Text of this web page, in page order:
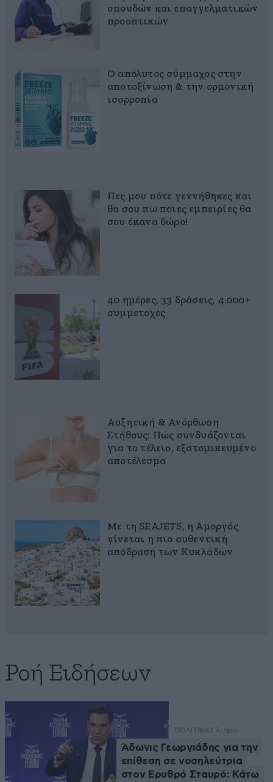
σπουδών και επαγγελματικών
προοπτικών
Ο απόλυτος σύμμαχος στην
αποτοξίνωση & την ορμονική
ισορροπία
Πες μου πότε γεννήθηκες και
θα σου πω ποιες εμπειρίες θα
σου έκανα δώρο!
40 ημέρες, 33 δράσεις, 4.000+
συμμετοχές
Αυξητική & Ανόρθωση
Στήθους: Πώς συνδυάζονται
για το τέλειο, εξατομικευμένο
αποτέλεσμα
Με τη SEAJETS, η Αμοργός
γίνεται η πιο αυθεντική
απόδραση των Κυκλάδων
Ροή Ειδήσεων
ΠΟΛΙΤΙΚΗ7 λ. πριν
Άδωνις Γεωργιάδης για την
επίθεση σε νοσηλεύτρια
στον Ερυθρό Σταυρό: Κάτω